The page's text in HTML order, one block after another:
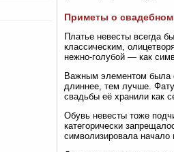
Приметы о свадебном
Платье невесты всегда
классическим,
нежно-голубой — как
Важным элементом была
длиннее, тем лучше.
свадьбы её хранили как
Обувь невесты тоже
категорически
символизировала начало